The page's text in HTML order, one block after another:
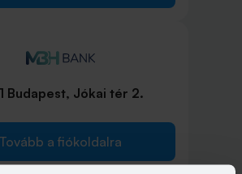
Budapest, Jókai tér 2.
Tovább a fiókoldalra